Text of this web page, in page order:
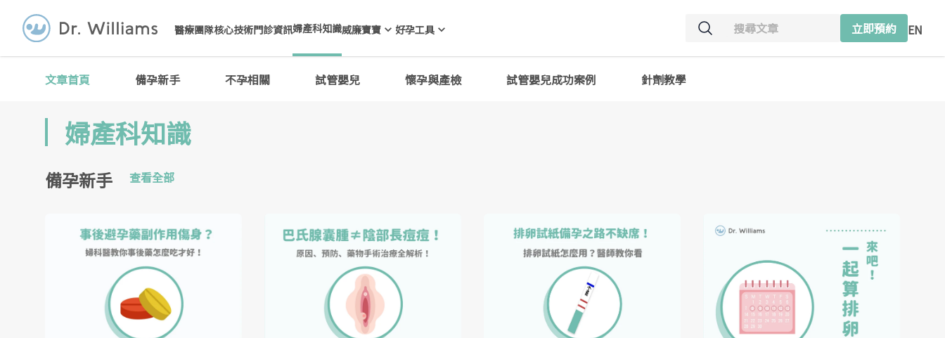
醫療團隊核心技術門診資訊婦產科知識威廉寶寶 好孕工具 立即預約 EN
文章首頁 備孕新手 不孕相關 試管嬰兒 懷孕與產檢 試管嬰兒成功案例 針劑教學
婦產科知識
備孕新手 查看全部